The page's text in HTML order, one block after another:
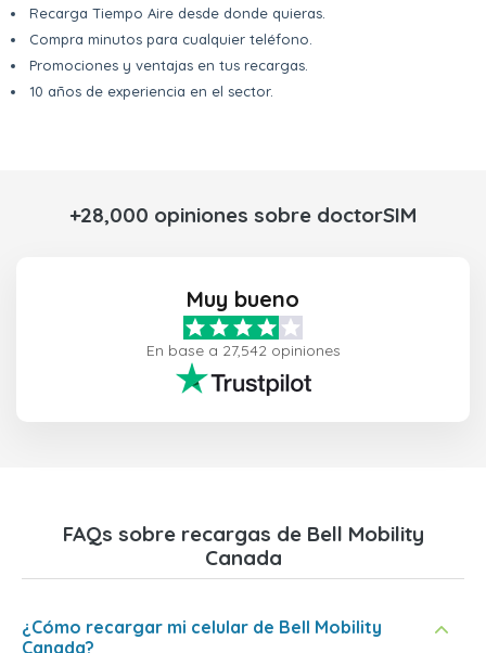
Recarga Tiempo Aire desde donde quieras.
Compra minutos para cualquier teléfono.
Promociones y ventajas en tus recargas.
10 años de experiencia en el sector.
+28,000 opiniones sobre doctorSIM
Muy bueno
En base a 27,542 opiniones
FAQs sobre recargas de Bell Mobility
Canada
¿Cómo recargar mi celular de Bell Mobility
Canada?